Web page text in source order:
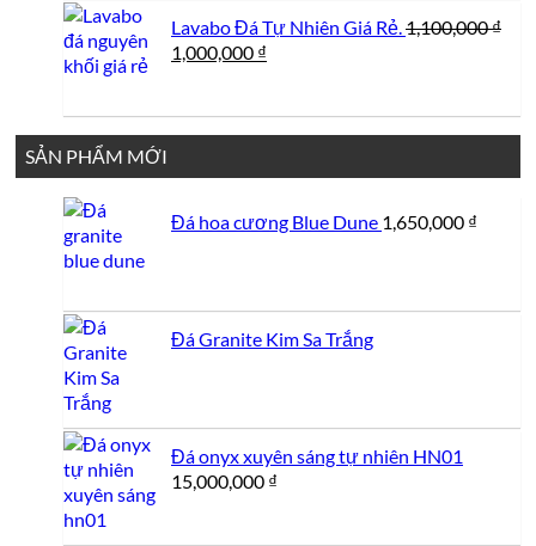
Lavabo Đá Tự Nhiên Giá Rẻ.1,100,000₫
Giá
1,000,000 ₫
SẢN PHẨM MỚI
Đá hoa cương Blue Dune 1,650,000 ₫
Đá Granite Kim Sa Trắng
Đá onyx xuyên sáng tự nhiên HN01
15,000,000 ₫